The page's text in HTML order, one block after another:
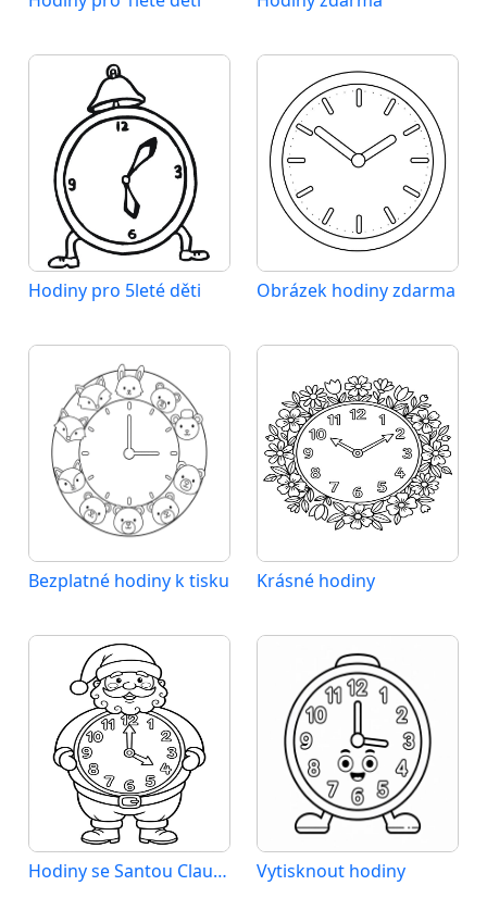
Hodiny pro 5leté děti Obrázek hodiny zdarma
Bezplatné hodiny k tisku Krásné hodiny
Hodiny se Santou Clausem Vytisknout hodiny